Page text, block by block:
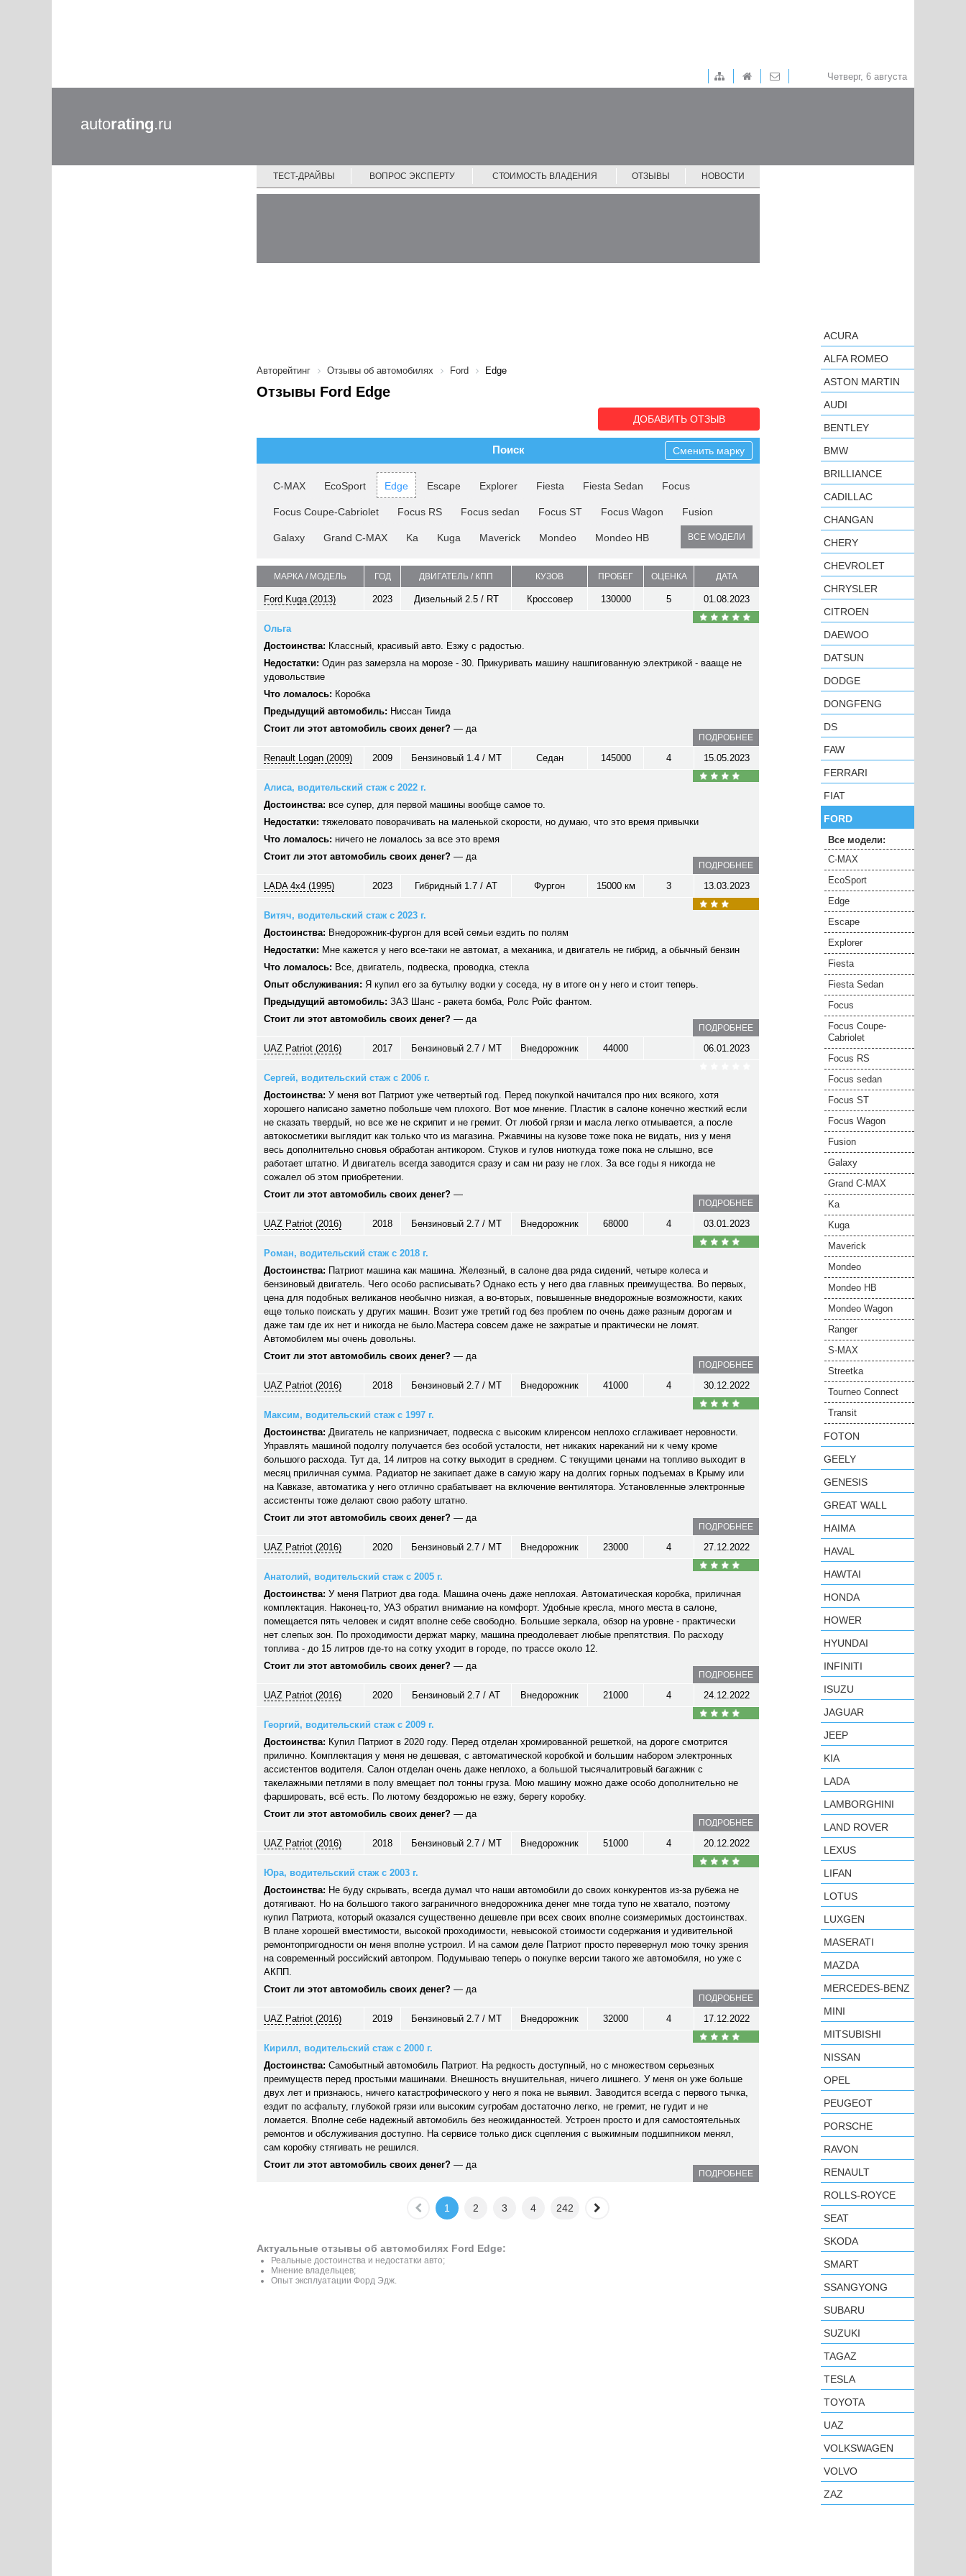
Четверг, 6 августа
autorating.ru
ТЕСТ-ДРАЙВЫ ВОПРОС ЭКСПЕРТУ СТОИМОСТЬ ВЛАДЕНИЯ ОТЗЫВЫ НОВОСТИ
Авторейтинг Отзывы об автомобилях Ford Edge
Отзывы Ford Edge
ДОБАВИТЬ ОТЗЫВ
Поиск Сменить марку
C-MAX EcoSport Edge Escape Explorer Fiesta Fiesta Sedan Focus
Focus Coupe-Cabriolet Focus RS Focus sedan Focus ST Focus Wagon Fusion
Galaxy Grand C-MAX Ka Kuga Maverick Mondeo Mondeo HB ВСЕ МОДЕЛИ
МАРКА / МОДЕЛЬ ГОД ДВИГАТЕЛЬ / КПП КУЗОВ ПРОБЕГ ОЦЕНКА ДАТА
Ford Kuga (2013) 2023 Дизельный 2.5 / RT Кроссовер 130000 5 01.08.2023
Ольга
Достоинства: Классный, красивый авто. Езжу с радостью.
Недостатки: Один раз замерзла на морозе - 30. Прикуривать машину нашпигованную электрикой - вааще не
удовольствие
Что ломалось: Коробка
Предыдущий автомобиль: Ниссан Тиида
Стоит ли этот автомобиль своих денег? — да
ПОДРОБНЕЕ
Renault Logan (2009) 2009 Бензиновый 1.4 / MT Седан 145000 4 15.05.2023
Алиса, водительский стаж с 2022 г.
Достоинства: все супер, для первой машины вообще самое то.
Недостатки: тяжеловато поворачивать на маленькой скорости, но думаю, что это время привычки
Что ломалось: ничего не ломалось за все это время
Стоит ли этот автомобиль своих денег? — да
ПОДРОБНЕЕ
LADA 4x4 (1995) 2023 Гибридный 1.7 / AT Фургон 15000 км 3 13.03.2023
Витяч, водительский стаж с 2023 г.
Достоинства: Внедорожник-фургон для всей семьи ездить по полям
Недостатки: Мне кажется у него все-таки не автомат, а механика, и двигатель не гибрид, а обычный бензин
Что ломалось: Все, двигатель, подвеска, проводка, стекла
Опыт обслуживания: Я купил его за бутылку водки у соседа, ну в итоге он у него и стоит теперь.
Предыдущий автомобиль: ЗАЗ Шанс - ракета бомба, Ролс Ройс фантом.
Стоит ли этот автомобиль своих денег? — да
ПОДРОБНЕЕ
UAZ Patriot (2016) 2017 Бензиновый 2.7 / MT Внедорожник 44000 06.01.2023
Сергей, водительский стаж с 2006 г.
Достоинства: У меня вот Патриот уже четвертый год. Перед покупкой начитался про них всякого, хотя
хорошего написано заметно побольше чем плохого. Вот мое мнение. Пластик в салоне конечно жесткий если
не сказать твердый, но все же не скрипит и не гремит. От любой грязи и масла легко отмывается, а после
автокосметики выглядит как только что из магазина. Ржавчины на кузове тоже пока не видать, низ у меня
весь дополнительно сновья обработан антикором. Стуков и гулов ниоткуда тоже пока не слышно, все
работает штатно. И двигатель всегда заводится сразу и сам ни разу не глох. За все годы я никогда не
сожалел об этом приобретении.
Стоит ли этот автомобиль своих денег? —
ПОДРОБНЕЕ
UAZ Patriot (2016) 2018 Бензиновый 2.7 / MT Внедорожник 68000 4 03.01.2023
Роман, водительский стаж с 2018 г.
Достоинства: Патриот машина как машина. Железный, в салоне два ряда сидений, четыре колеса и
бензиновый двигатель. Чего особо расписывать? Однако есть у него два главных преимущества. Во первых,
цена для подобных великанов необычно низкая, а во-вторых, повышенные внедорожные возможности, каких
еще только поискать у других машин. Возит уже третий год без проблем по очень даже разным дорогам и
даже там где их нет и никогда не было.Мастера совсем даже не зажратые и практически не ломят.
Автомобилем мы очень довольны.
Стоит ли этот автомобиль своих денег? — да
ПОДРОБНЕЕ
UAZ Patriot (2016) 2018 Бензиновый 2.7 / MT Внедорожник 41000 4 30.12.2022
Максим, водительский стаж с 1997 г.
Достоинства: Двигатель не капризничает, подвеска с высоким клиренсом неплохо сглаживает неровности.
Управлять машиной подолгу получается без особой усталости, нет никаких нареканий ни к чему кроме
большого расхода. Тут да, 14 литров на сотку выходит в среднем. С текущими ценами на топливо выходит в
месяц приличная сумма. Радиатор не закипает даже в самую жару на долгих горных подъемах в Крыму или
на Кавказе, автоматика у него отлично срабатывает на включение вентилятора. Установленные электронные
ассистенты тоже делают свою работу штатно.
Стоит ли этот автомобиль своих денег? — да
ПОДРОБНЕЕ
UAZ Patriot (2016) 2020 Бензиновый 2.7 / MT Внедорожник 23000 4 27.12.2022
Анатолий, водительский стаж с 2005 г.
Достоинства: У меня Патриот два года. Машина очень даже неплохая. Автоматическая коробка, приличная
комплектация. Наконец-то, УАЗ обратил внимание на комфорт. Удобные кресла, много места в салоне,
помещается пять человек и сидят вполне себе свободно. Большие зеркала, обзор на уровне - практически
нет слепых зон. По проходимости держат марку, машина преодолевает любые препятствия. По расходу
топлива - до 15 литров где-то на сотку уходит в городе, по трассе около 12.
Стоит ли этот автомобиль своих денег? — да
ПОДРОБНЕЕ
UAZ Patriot (2016) 2020 Бензиновый 2.7 / AT Внедорожник 21000 4 24.12.2022
Георгий, водительский стаж с 2009 г.
Достоинства: Купил Патриот в 2020 году. Перед отделан хромированной решеткой, на дороге смотрится
прилично. Комплектация у меня не дешевая, с автоматической коробкой и большим набором электронных
ассистентов водителя. Салон отделан очень даже неплохо, а большой тысячалитровый багажник с
такелажными петлями в полу вмещает пол тонны груза. Мою машину можно даже особо дополнительно не
фаршировать, всё есть. По лютому бездорожью не езжу, берегу коробку.
Стоит ли этот автомобиль своих денег? — да
ПОДРОБНЕЕ
UAZ Patriot (2016) 2018 Бензиновый 2.7 / MT Внедорожник 51000 4 20.12.2022
Юра, водительский стаж с 2003 г.
Достоинства: Не буду скрывать, всегда думал что наши автомобили до своих конкурентов из-за рубежа не
дотягивают. Но на большого такого заграничного внедорожника денег мне тогда тупо не хватало, поэтому
купил Патриота, который оказался существенно дешевле при всех своих вполне соизмеримых достоинствах.
В плане хорошей вместимости, высокой проходимости, невысокой стоимости содержания и удивительной
ремонтопригодности он меня вполне устроил. И на самом деле Патриот просто перевернул мою точку зрения
на современный российский автопром. Подумываю теперь о покупке версии такого же автомобиля, но уже с
АКПП.
Стоит ли этот автомобиль своих денег? — да
ПОДРОБНЕЕ
UAZ Patriot (2016) 2019 Бензиновый 2.7 / MT Внедорожник 32000 4 17.12.2022
Кирилл, водительский стаж с 2000 г.
Достоинства: Самобытный автомобиль Патриот. На редкость доступный, но с множеством серьезных
преимуществ перед простыми машинами. Внешность внушительная, ничего лишнего. У меня он уже больше
двух лет и признаюсь, ничего катастрофического у него я пока не выявил. Заводится всегда с первого тычка,
ездит по асфальту, глубокой грязи или высоким сугробам достаточно легко, не гремит, не гудит и не
ломается. Вполне себе надежный автомобиль без неожиданностей. Устроен просто и для самостоятельных
ремонтов и обслуживания доступно. На сервисе только диск сцепления с выжимным подшипником менял,
сам коробку стягивать не решился.
Стоит ли этот автомобиль своих денег? — да
ПОДРОБНЕЕ
1 2 3 4 242
Актуальные отзывы об автомобилях Ford Edge:
Реальные достоинства и недостатки авто;
Мнение владельцев;
Опыт эксплуатации Форд Эдж.
ACURA
ALFA ROMEO
ASTON MARTIN
AUDI
BENTLEY
BMW
BRILLIANCE
CADILLAC
CHANGAN
CHERY
CHEVROLET
CHRYSLER
CITROEN
DAEWOO
DATSUN
DODGE
DONGFENG
DS
FAW
FERRARI
FIAT
FORD
Все модели:
C-MAX
EcoSport
Edge
Escape
Explorer
Fiesta
Fiesta Sedan
Focus
Focus Coupe-
Cabriolet
Focus RS
Focus sedan
Focus ST
Focus Wagon
Fusion
Galaxy
Grand C-MAX
Ka
Kuga
Maverick
Mondeo
Mondeo HB
Mondeo Wagon
Ranger
S-MAX
Streetka
Tourneo Connect
Transit
FOTON
GEELY
GENESIS
GREAT WALL
HAIMA
HAVAL
HAWTAI
HONDA
HOWER
HYUNDAI
INFINITI
ISUZU
JAGUAR
JEEP
KIA
LADA
LAMBORGHINI
LAND ROVER
LEXUS
LIFAN
LOTUS
LUXGEN
MASERATI
MAZDA
MERCEDES-BENZ
MINI
MITSUBISHI
NISSAN
OPEL
PEUGEOT
PORSCHE
RAVON
RENAULT
ROLLS-ROYCE
SEAT
SKODA
SMART
SSANGYONG
SUBARU
SUZUKI
TAGAZ
TESLA
TOYOTA
UAZ
VOLKSWAGEN
VOLVO
ZAZ